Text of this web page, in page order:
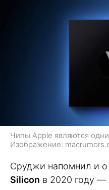
Чипы Apple являются
Изображение:
Сруджи напомнил и о
Silicon в 2020 году —